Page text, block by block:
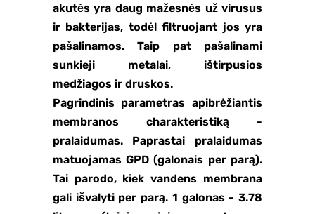
akutės yra daug mažesnės už virusus
ir bakterijas, todėl filtruojant jos yra
pašalinamos. Taip pat pašalinami
sunkieji metalai, ištirpusios
medžiagos ir druskos.
Pagrindinis parametras apibrėžiantis
membranos charakteristiką -
pralaidumas. Paprastai pralaidumas
matuojamas GPD (galonais per parą).
Tai parodo, kiek vandens membrana
gali išvalyti per parą. 1 galonas - 3.78